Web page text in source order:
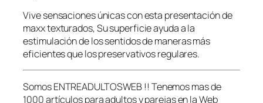
o
s
–
C
a
j
a
Vive sensaciones únicas con esta presentación de
maxx texturados, Su superficie ayuda a la
estimulación de los sentidos de maneras más
eficientes que los preservativos regulares.
Somos ENTREADULTOSWEB !! Tenemos mas de
1000 artículos para adultos y parejas en la Web